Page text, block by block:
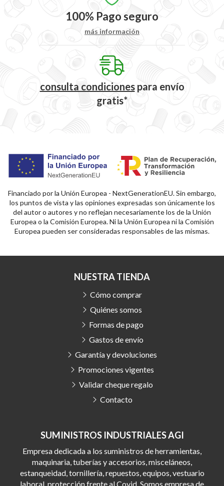
100% Pago seguro
más información
consulta condicionespara envío
gratis*
Financiado por la Unión Europea - NextGenerationEU. Sin embargo,
los puntos de vista y las opiniones expresadas son únicamente los
del autor o autores y no reflejan necesariamente los de la Unión
Europea o la Comisión Europea. Ni la Unión Europea ni la Comisión
Europea pueden ser consideradas responsables de las mismas.
SUMINISTROS INDUSTRIALES AGI
Empresa dedicada a los suministros de herramientas,
maquinaria, tuberías y accesorios, misceláneos,
estanqueidad, tornillería, repuestos, equipos, vestuario
laboral, protección frente al Covid. Somos empresa de
NUESTRA TIENDA
Cómo comprar
Quiénes somos
Formas de pago
Gastos de envío
Garantía y devoluciones
Promociones vigentes
Validar cheque regalo
Contacto